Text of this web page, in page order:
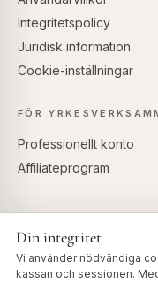
Integritetspolicy
Juridisk information
Cookie-inställningar
FÖR
Professionellt konto
Affiliateprogram
Din integritet
Vi använder nödvändiga
kassan och sessionen.